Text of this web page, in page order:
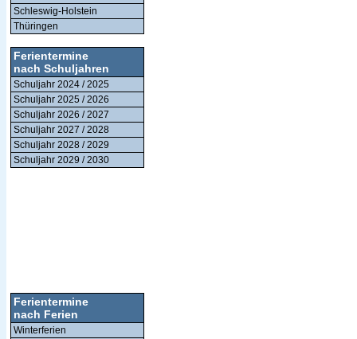
Schleswig-Holstein
Thüringen
Ferientermine
nach Schuljahren
Schuljahr 2024 / 2025
Schuljahr 2025 / 2026
Schuljahr 2026 / 2027
Schuljahr 2027 / 2028
Schuljahr 2028 / 2029
Schuljahr 2029 / 2030
Ferientermine
nach Ferien
Winterferien